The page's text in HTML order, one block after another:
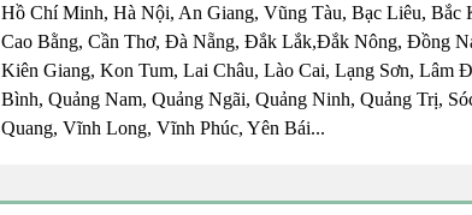
Hồ Chí Minh, Hà Nội, An Giang, Vũng Tàu, Bạc Liêu,
Cao Bằng, Cần Thơ, Đà Nẵng, Đắk Lắk,Đắk Nông, Đồng
Kiên Giang, Kon Tum, Lai Châu, Lào Cai, Lạng Sơn,
Bình, Quảng Nam, Quảng Ngãi, Quảng Ninh, Quảng Trị,
Quang, Vĩnh Long, Vĩnh Phúc, Yên Bái...